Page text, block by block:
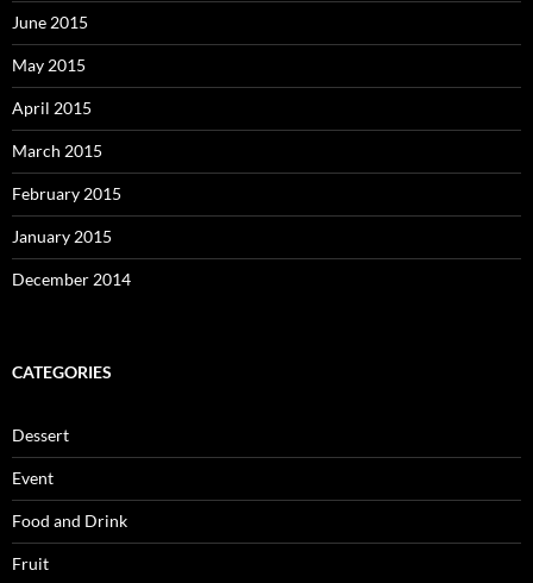
June 2015
May 2015
April 2015
March 2015
February 2015
January 2015
December 2014
CATEGORIES
Dessert
Event
Food and Drink
Fruit